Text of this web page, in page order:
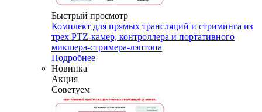
Быстрый просмотр
Комплект для прямых трансляций и стриминга из
трех PTZ-камер, контроллера и портативного
микшера-стримера-лэптопа
Подробнее
Новинка
Акция
Советуем